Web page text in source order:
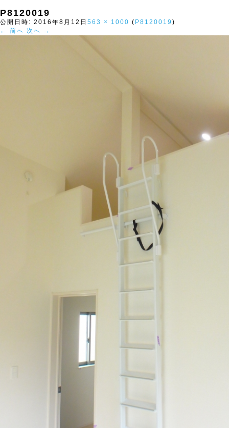
P8120019
公開日時: 2016年8月12日 563 × 1000 ( P8120019 )
← 前へ 次へ →